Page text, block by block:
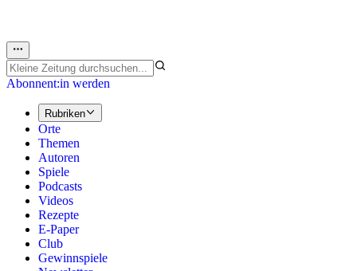
Abonnent:in werden
Rubriken
Orte
Themen
Autoren
Spiele
Podcasts
Videos
Rezepte
E-Paper
Club
Gewinnspiele